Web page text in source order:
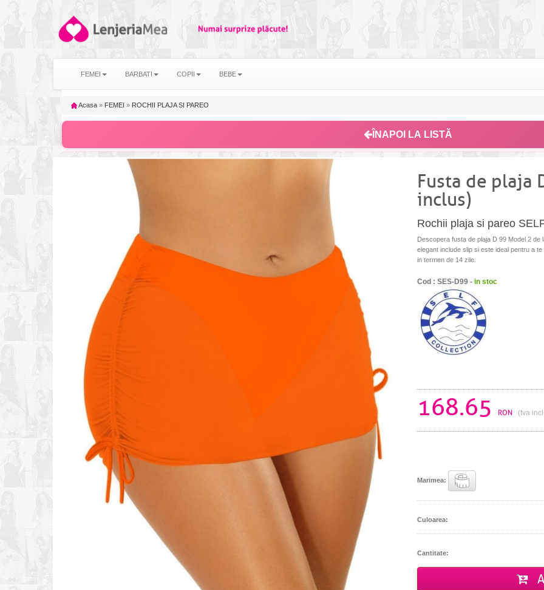
FEMEI BARBATI COPII BEBE
Acasa » FEMEI » ROCHII PLAJA SI PAREO
ÎNAPOI LA LISTĂ
Fusta de plaja
inclus)
Rochii plaja si pareo
Descopera fusta de plaja D 99 Model 2 de
elegant include slip si este ideal pentru a
in termen de 14 zile.
Cod : SES-D99 - in stoc
168.65 RON (tva
Marimea:
Culoarea:
Cantitate: